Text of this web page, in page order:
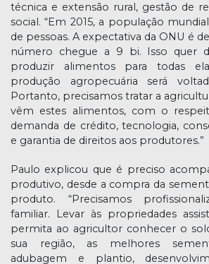
técnica e extensão rural, gestão de
social. “Em 2015, a população
de pessoas. A expectativa da ONU é
número chegue a 9 bi. Isso quer
produzir alimentos para todas
produção agropecuária será
Portanto, precisamos tratar a
vêm estes alimentos, com o
demanda de crédito, tecnologia,
e garantia de direitos aos produtores.”
Paulo explicou que é preciso
produtivo, desde a compra da
produto. “Precisamos
familiar. Levar às propriedades
permita ao agricultor conhecer o
sua região, as melhores
adubagem e plantio,